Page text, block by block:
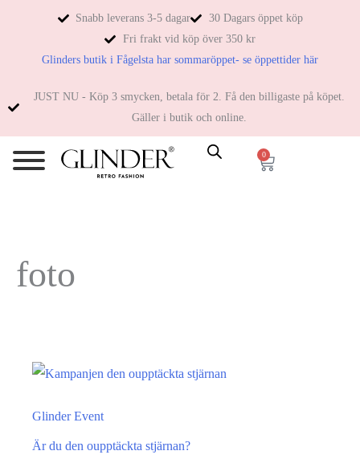
Snabb leverans 3-5 dagar
30 Dagars öppet köp
Fri frakt vid köp över 350 kr
Glinders butik i Fågelsta har sommaröppet- se öppettider här
JUST NU - Köp 3 smycken, betala för 2. Få den billigaste på köpet.
Gäller i butik och online.
0
foto
Glinder Event
Är du den oupptäckta stjärnan?